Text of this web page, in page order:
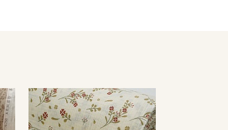
Секретная рассылка от